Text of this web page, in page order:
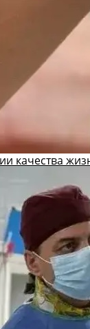
качества